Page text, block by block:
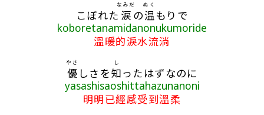
こぼれた 涙
なみだ
の温
ぬく
もりで
koboretanamidanonukumoride
溫暖的淚水流淌
優
やさ
しさを知
し
ったはずなのに
yasashisaoshittahazunanoni
明明已經感受到溫柔